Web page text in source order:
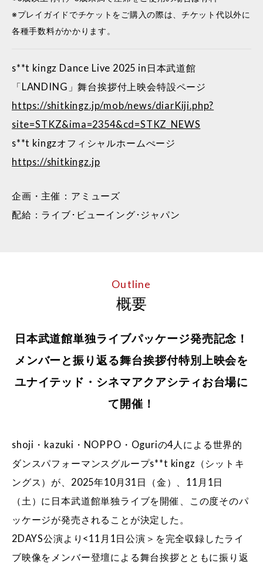
※プレイガイドでチケットをご購入の際は、チケット代以外に
各種手数料がかかります。
s**t kingz Dance Live 2025 in日本武道館
「LANDING」舞台挨拶付上映会特設ページ
https://shitkingz.jp/mob/news/diarKiji.php?
site=STKZ&ima=2354&cd=STKZ_NEWS
s**t kingzオフィシャルホームぺージ
https://shitkingz.jp
企画・主催：アミューズ
配給：ライブ･ビューイング･ジャパン
Outline
概要
日本武道館単独ライブパッケージ発売記念！
メンバーと振り返る舞台挨拶付特別上映会を
ユナイテッド・シネマアクアシティお台場に
て開催！
shoji・kazuki・NOPPO・Oguriの4人による世界的
ダンスパフォーマンスグループs**t kingz（シットキ
ングス）が、2025年10月31日（金）、11月1日
（土）に日本武道館単独ライブを開催、この度そのパ
ッケージが発売されることが決定した。
2DAYS公演より<11月1日公演＞を完全収録したライ
ブ映像をメンバー登壇による舞台挨拶とともに振り返